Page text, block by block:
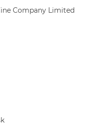
Company Limited